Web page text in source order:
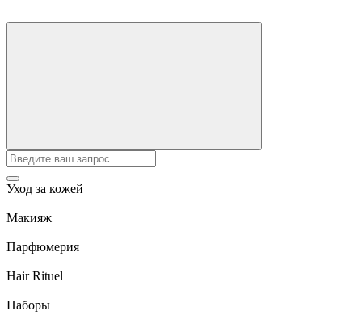
Уход за кожей
Макияж
Парфюмерия
Hair Rituel
Наборы